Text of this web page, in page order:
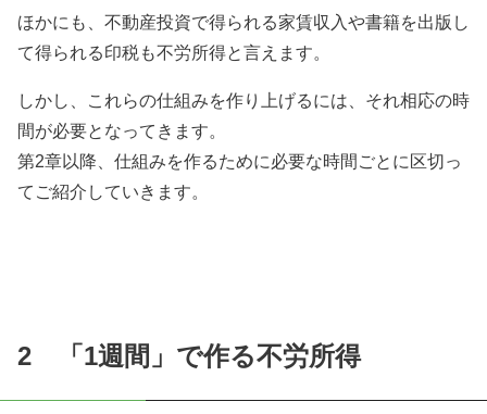
ほかにも、不動産投資で得られる家賃収入や書籍を出版し
て得られる印税も不労所得と言えます。
しかし、これらの仕組みを作り上げるには、それ相応の時
間が必要となってきます。
第2章以降、仕組みを作るために必要な時間ごとに区切っ
てご紹介していきます。
2 「1週間」で作る不労所得